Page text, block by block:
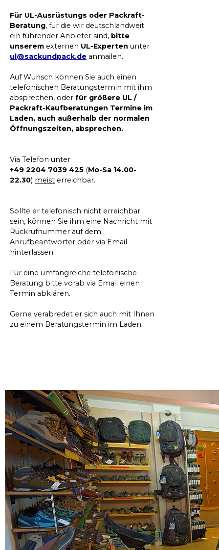
Für UL-Ausrüstungs oder Packraft-
Beratung, für die wir deutschlandweit
ein führender Anbieter sind, bitte
unserem externen UL-Experten unter
ul@sackundpack.de anmailen.
Auf Wunsch können Sie auch einen
telefonischen Beratungstermin mit ihm
absprechen, oder für größere UL /
Packraft-Kaufberatungen Termine im
Laden, auch außerhalb der normalen
Öffnungszeiten, absprechen.
Via Telefon unter
+49 2204 7039 425 (Mo-Sa 14.00-
22.30) meist erreichbar.
Sollte er telefonisch nicht erreichbar
sein, können Sie ihm eine Nachricht mit
Rückrufnummer auf dem
Anrufbeantworter oder via Email
hinterlassen.
Für eine umfangreiche telefonische
Beratung bitte vorab via Email einen
Termin abklären.
Gerne verabredet er sich auch mit Ihnen
zu einem Beratungstermin im Laden.